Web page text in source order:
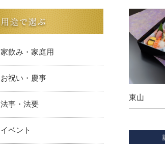
東山
家飲み・家庭用
お祝い・慶事
法事・法要
イベント